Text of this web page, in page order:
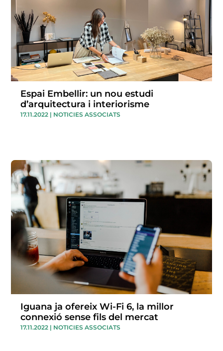
Espai Embellir: un nou estudi
d’arquitectura i interiorisme
17.11.2022 | NOTICIES ASSOCIATS
Iguana ja ofereix Wi-Fi 6, la millor
connexió sense fils del mercat
17.11.2022 | NOTICIES ASSOCIATS